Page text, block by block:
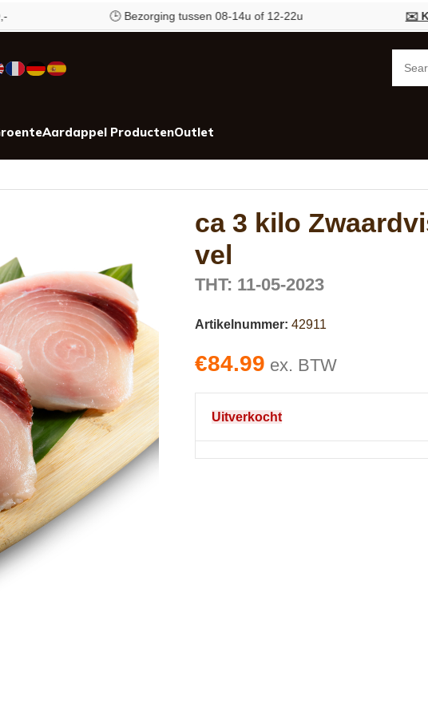
🕒 Bezorging tussen 08-14u of 12-22u ✉️
Aardappel ProductenOutlet
ca 3 kilo
vel
THT: 11-05-2023
Artikelnummer: 42911
€84.99 ex. BTW
Uitverkocht